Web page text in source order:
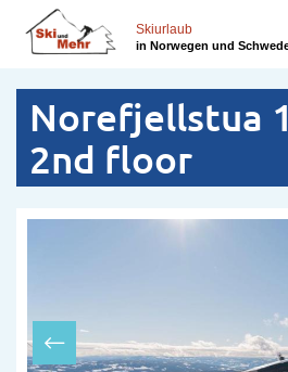
main
Skiurlaub
in Norwegen und
Norefjellstua
2nd floor